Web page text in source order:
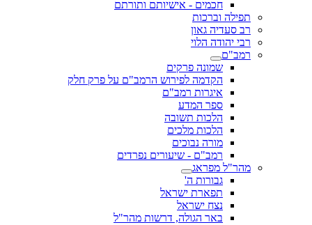
חכמים - אישיותם ותורתם
תפילה וברכות
רב סעדיה גאון
רבי יהודה הלוי
רמב"ם
שמונה פרקים
הקדמה לפירוש הרמב"ם על פרק חלק
איגרות רמב"ם
ספר המדע
הלכות תשובה
הלכות מלכים
מורה נבוכים
רמב"ם - שיעורים נפרדים
מהר"ל מפראג
גבורות ה'
תפארת ישראל
נצח ישראל
באר הגולה, דרשות מהר"ל